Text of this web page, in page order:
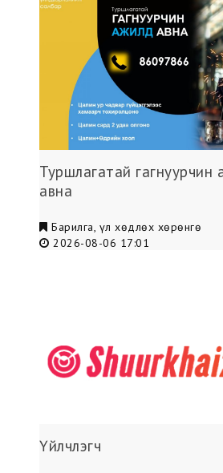
Туршлагатай гагнуурчин
авна
Барилга, үл хөдлөх хөрөнгө
2026-08-06 17:01
Үйлчлэгч